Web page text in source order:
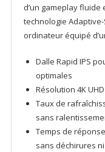
d’un gameplay
technologie
ordinateur équipé
Dalle Rapid IPS
optimales
Résolution 4K
Taux de
sans
Temps de
sans déchirures